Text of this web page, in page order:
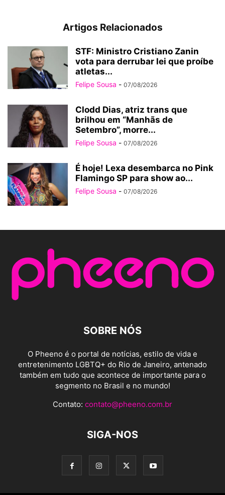
Artigos Relacionados
STF: Ministro Cristiano Zanin
vota para derrubar lei que proíbe
atletas...
Felipe Sousa - 07/08/2026
Clodd Dias, atriz trans que
brilhou em “Manhãs de
Setembro”, morre...
Felipe Sousa - 07/08/2026
É hoje! Lexa desembarca no Pink
Flamingo SP para show ao...
Felipe Sousa - 07/08/2026
SOBRE NÓS
O Pheeno é o portal de notícias, estilo de vida e
entretenimento LGBTQ+ do Rio de Janeiro, antenado
também em tudo que acontece de importante para o
segmento no Brasil e no mundo!
Contato: contato@pheeno.com.br
SIGA-NOS